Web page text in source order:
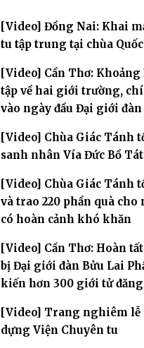
[Video] Đồng Nai: Khai
tu tập trung tại chùa
[Video] Cần Thơ:
tập về hai giới trường,
vào ngày đầu Đại giới đàn
[Video] Chùa Giác Tánh
sanh nhân Vía Đức Bồ
[Video] Chùa Giác Tánh
và trao 220 phần quà
có hoàn cảnh khó khăn
[Video] Cần Thơ: Hoàn
bị Đại giới đàn Bửu Lai
kiến hơn 300 giới tử
[Video] Trang nghiêm
dựng Viện Chuyên tu